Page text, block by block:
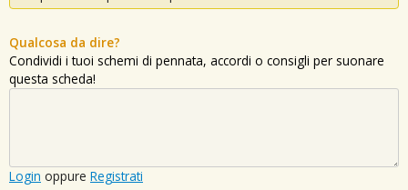
Qualcosa da dire?
Condividi i tuoi schemi di pennata, accordi o consigli per suonare
questa scheda!
Login oppure Registrati